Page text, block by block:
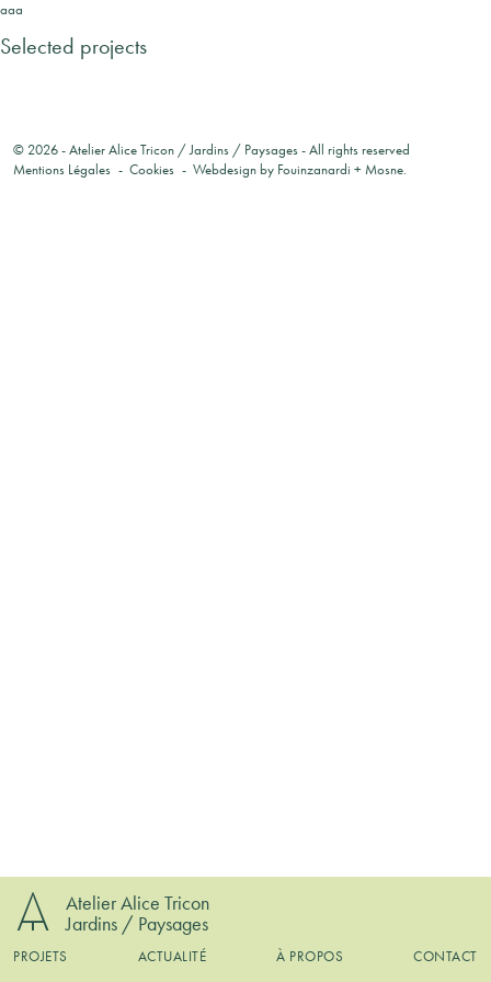
Atelier Alice Tricon
Jardins / Paysages
PROJETS ACTUALITÉ À PROPOS CONTACT
aaa
Selected projects
© 2026 -Atelier Alice Tricon / Jardins / Paysages- All rights reserved
Mentions Légales
Cookies Webdesign by Fouinzanardi + Mosne.